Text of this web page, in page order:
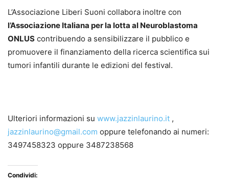
L’Associazione Liberi Suoni collabora inoltre con
l’Associazione Italiana per la lotta al Neuroblastoma
ONLUS contribuendo a sensibilizzare il pubblico e
promuovere il finanziamento della ricerca scientifica sui
tumori infantili durante le edizioni del festival.
Ulteriori informazioni su www.jazzinlaurino.it ,
jazzinlaurino@gmail.com oppure telefonando ai numeri:
3497458323 oppure 3487238568
Condividi: